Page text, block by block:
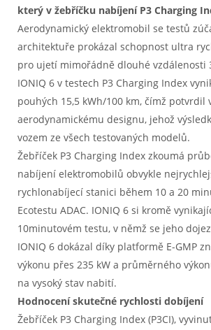
který v žebříčku nabíjení P3 Charging
Aerodynamický elektromobil se testů
architektuře prokázal schopnost ultra
pro ujetí mimořádně dlouhé vzdálenosti
IONIQ 6 v testech P3 Charging Index
pouhých 15,5 kWh/100 km, čímž
aerodynamickému designu, jehož
vozem ze všech testovaných modelů.
Žebříček P3 Charging Index zkoumá
nabíjení elektromobilů obvykle
rychlonabíjecí stanici během 10 a 20
Ecotestu ADAC. IONIQ 6 si kromě
10minutovém testu, v němž se jeho
IONIQ 6 dokázal díky platformě E-GMP
výkonu přes 235 kW a průměrného
na vysoký stav nabití.
Hodnocení skutečné rychlosti dobíjení
Žebříček P3 Charging Index (P3CI),